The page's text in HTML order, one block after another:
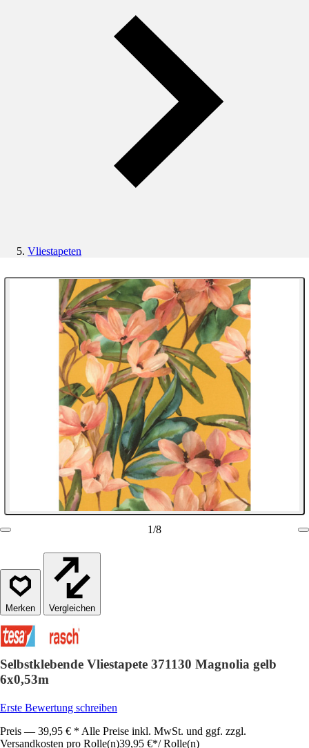
Vliestapeten
1/8
Vergleichen
Selbstklebende Vliestapete 371130 Magnolia gelb
6x0,53m
Erste Bewertung schreiben
Preis — 39,95 € * Alle Preise inkl. MwSt. und ggf. zzgl.
Versandkosten pro Rolle(n)39,95 €*/ Rolle(n)